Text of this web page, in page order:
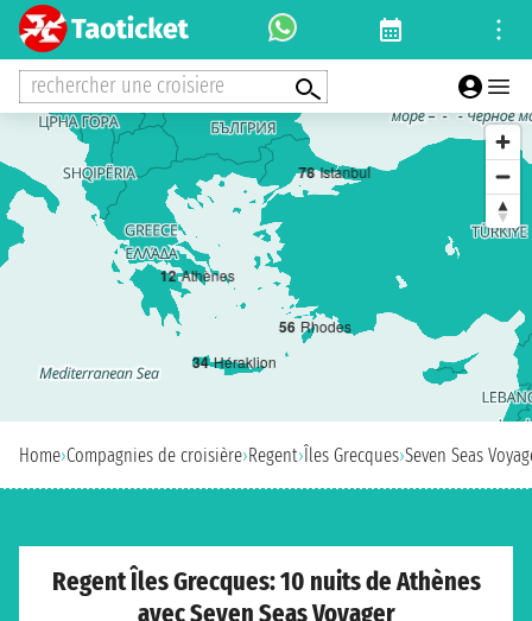
rechercher une croisiere
12 Athènes
34 Héraklion
56 Rhodes
78 Istanbul
Home›Compagnies de croisière›Regent›Îles Grecques›Seven Seas
Regent Îles Grecques: 10 nuits de Athènes
avec Seven Seas Voyager